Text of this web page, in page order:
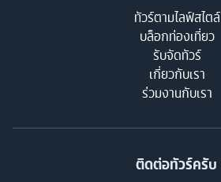
ทัวร์ตามไลฟ์สไตล์
บล็อกท่องเที่ยว
รับจัดทัวร์
เกี่ยวกับเรา
ร่วมงานกับเรา
ติดต่อทัวร์ครับ